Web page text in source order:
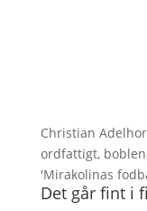
Christian
ordfattigt,
'Mirakolinas
Det går fint i